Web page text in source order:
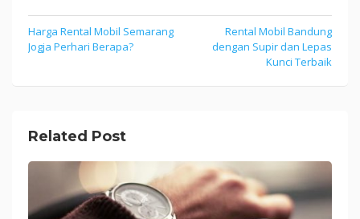
Post
navigation
Harga Rental Mobil Semarang
Jogja Perhari Berapa?
Rental Mobil Bandung
dengan Supir dan Lepas
Kunci Terbaik
Related Post